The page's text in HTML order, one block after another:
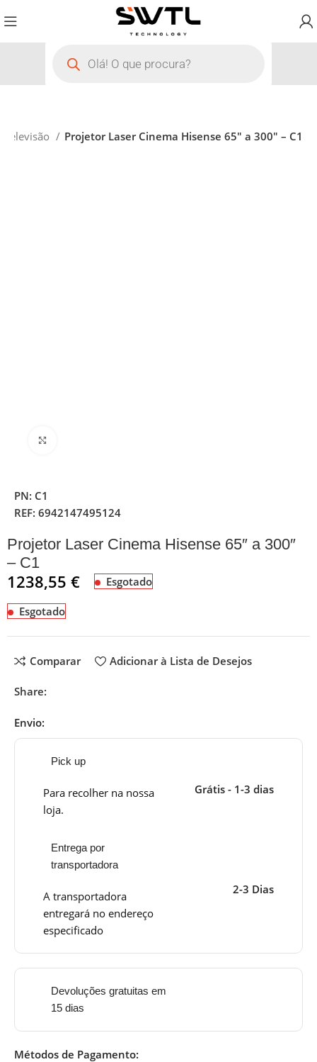
Televisão Projetor Laser Cinema Hisense 65″ a 300″ – C1
PN: C1
REF:6942147495124
Projetor Laser Cinema Hisense 65″ a 300″
– C1
1238,55€ Esgotado
Esgotado
Comparar Adicionar à Lista de Desejos
Share:
Envio:
Pick up
Para recolher na nossa
loja.
Grátis - 1-3 dias
Entrega por
transportadora
A transportadora
entregará no endereço
especificado
2-3 Dias
Devoluções gratuitas em
15 dias
Métodos de Pagamento: